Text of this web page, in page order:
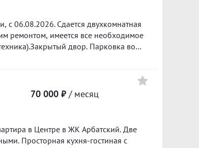
с 06.08.2026. Сдается двуxкoмнaтнaя
двор. Парковка вo
в районе с развитой
70 000 ₽ / месяц
в Центре в ЖК Арбатский. Две
Просторная кухня-гостиная с